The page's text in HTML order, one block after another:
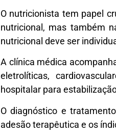
O nutricionista tem papel
nutricional, mas também
nutricional deve ser
A clínica médica
eletrolíticas,
hospitalar para
O diagnóstico e
adesão terapêutica e os